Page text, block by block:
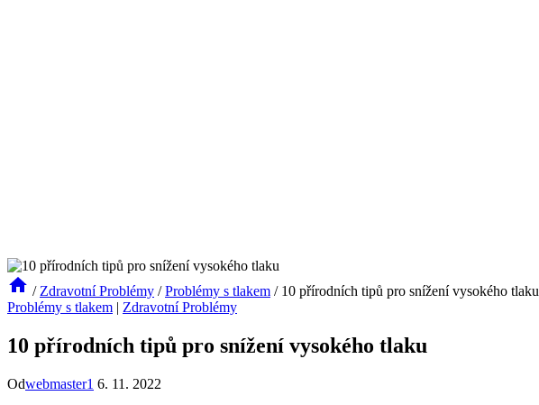
/ Zdravotní Problémy / Problémy s tlakem / 10 přírodních tipů pro snížení vysokého tlaku
Problémy s tlakem | Zdravotní Problémy
10 přírodních tipů pro snížení vysokého tlaku
Odwebmaster1 6. 11. 2022